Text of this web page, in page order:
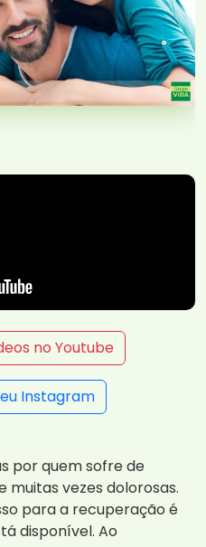
no Youtube
Instagram
por quem sofre de
muitas vezes dolorosas.
para a recuperação é
disponível. Ao